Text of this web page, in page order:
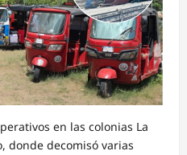
en las colonias La
donde decomisó varias